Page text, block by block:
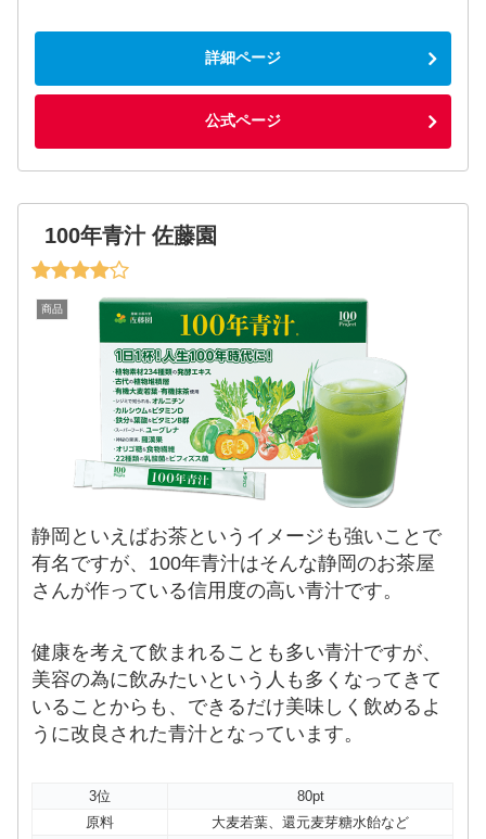
詳細ページ
公式ページ
100年青汁 佐藤園
商品
静岡といえばお茶というイメージも強いことで
有名ですが、100年青汁はそんな静岡のお茶屋
さんが作っている信用度の高い青汁です。
健康を考えて飲まれることも多い青汁ですが、
美容の為に飲みたいという人も多くなってきて
いることからも、できるだけ美味しく飲めるよ
うに改良された青汁となっています。
3位
80pt
原料
大麦若葉、還元麦芽糖水飴など